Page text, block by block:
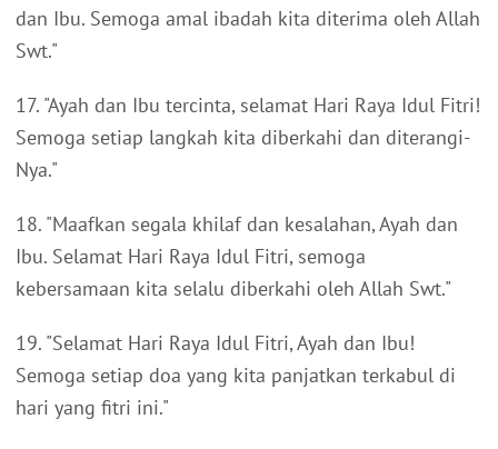
dan Ibu. Semoga amal ibadah kita diterima oleh Allah
Swt."
17. "Ayah dan Ibu tercinta, selamat Hari Raya Idul Fitri!
Semoga setiap langkah kita diberkahi dan diterangi-
Nya."
18. "Maafkan segala khilaf dan kesalahan, Ayah dan
Ibu. Selamat Hari Raya Idul Fitri, semoga
kebersamaan kita selalu diberkahi oleh Allah Swt."
19. "Selamat Hari Raya Idul Fitri, Ayah dan Ibu!
Semoga setiap doa yang kita panjatkan terkabul di
hari yang fitri ini."